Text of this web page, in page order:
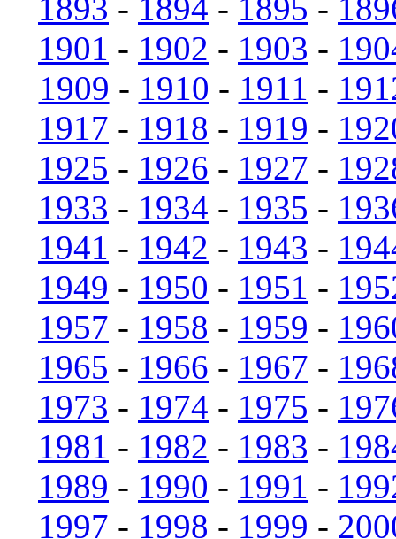
1893 - 1894 - 1895 -
1901 - 1902 - 1903 -
1909 - 1910 - 1911 -
1917 - 1918 - 1919 -
1925 - 1926 - 1927 -
1933 - 1934 - 1935 -
1941 - 1942 - 1943 -
1949 - 1950 - 1951 -
1957 - 1958 - 1959 -
1965 - 1966 - 1967 -
1973 - 1974 - 1975 -
1981 - 1982 - 1983 -
1989 - 1990 - 1991 -
1997 - 1998 - 1999 -